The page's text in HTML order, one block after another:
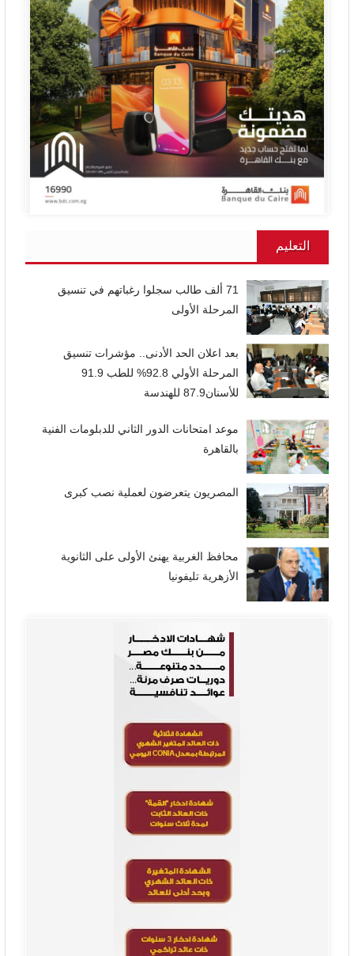
التعليم
71 ألف طالب سجلوا رغباتهم في تنسيق
المرحلة الأولى
بعد اعلان الحد الأدنى.. مؤشرات تنسيق
المرحلة الأولي 92.8% للطب 91.9
للأسنان87.9 للهندسة
موعد امتحانات الدور الثاني للدبلومات الفنية
بالقاهرة
المصريون يتعرضون لعملية نصب كبرى
محافظ الغربية يهنئ الأولى على الثانوية
الأزهرية تليفونيا